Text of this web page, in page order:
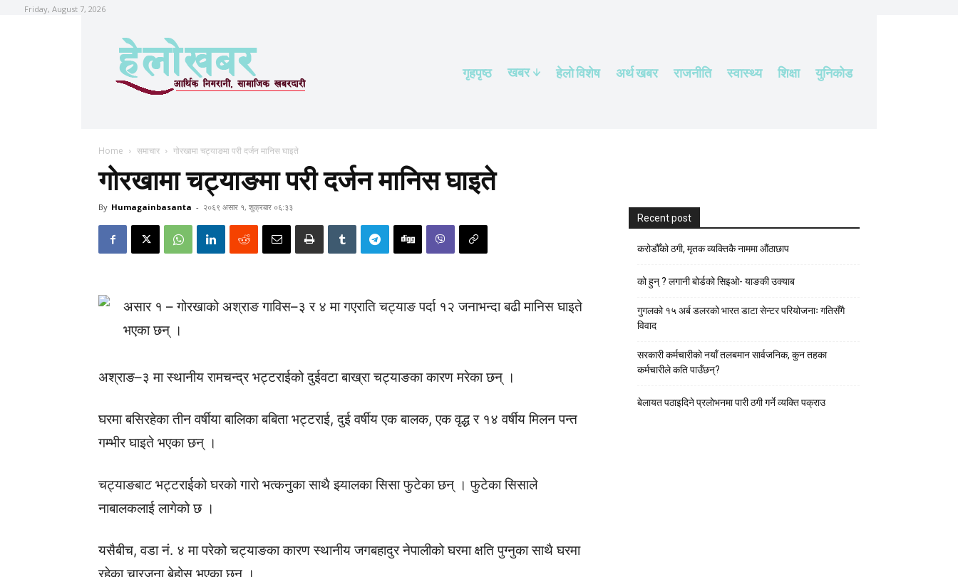
Friday, August 7, 2026
गृहपृष्ठ खबर हेलाे विशेष अर्थ खबर राजनीति स्वास्थ्य शिक्षा युनिकोड
Home समाचार गोरखामा चट्याङमा परी दर्जन मानिस घाइते
गोरखामा चट्याङमा परी दर्जन मानिस घाइते
By Humagainbasanta - २०६९ असार १, शुक्रबार ०६:३३
असार १ – गोरखाको अश्राङ गाविस–३ र ४ मा गएराति चट्याङ पर्दा १२ जनाभन्दा बढी मानिस घाइते
भएका छन् ।
अश्राङ–३ मा स्थानीय रामचन्द्र भट्टराईको दुईवटा बाख्रा चट्याङका कारण मरेका छन् ।
घरमा बसिरहेका तीन वर्षीया बालिका बबिता भट्टराई, दुई वर्षीय एक बालक, एक वृद्ध र १४ वर्षीय मिलन पन्त
गम्भीर घाइते भएका छन् ।
चट्याङबाट भट्टराईको घरको गारो भत्कनुका साथै झ्यालका सिसा फुटेका छन् । फुटेका सिसाले
नाबालकलाई लागेको छ ।
यसैबीच, वडा नं. ४ मा परेको चट्याङका कारण स्थानीय जगबहादुर नेपालीको घरमा क्षति पुग्नुका साथै घरमा
Recent post
करोडौँको ठगी, मृतक व्यक्तिकै नाममा औंठाछाप
को हुन् ? लगानी बोर्डको सिइओ- याङकी उक्याब
गुगलको १५ अर्ब डलरको भारत डाटा सेन्टर परियोजनाः गतिसँगै
विवाद
सरकारी कर्मचारीकाे नयाँ तलबमान सार्वजनिक, कुन तहका
कर्मचारीले कति पाउँछन्?
बेलायत पठाइदिने प्रलाेभनमा पारी ठगी गर्ने व्यक्ति पक्राउ